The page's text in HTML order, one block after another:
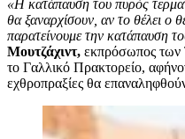
«Η κατάπαυση του πυρός
θα ξαναρχίσουν, αν το θέλει ο
παρατείνουμε την κατάπαυση
Μουτζάχιντ, εκπρόσωπος των
το Γαλλικό Πρακτορείο,
εχθροπραξίες θα